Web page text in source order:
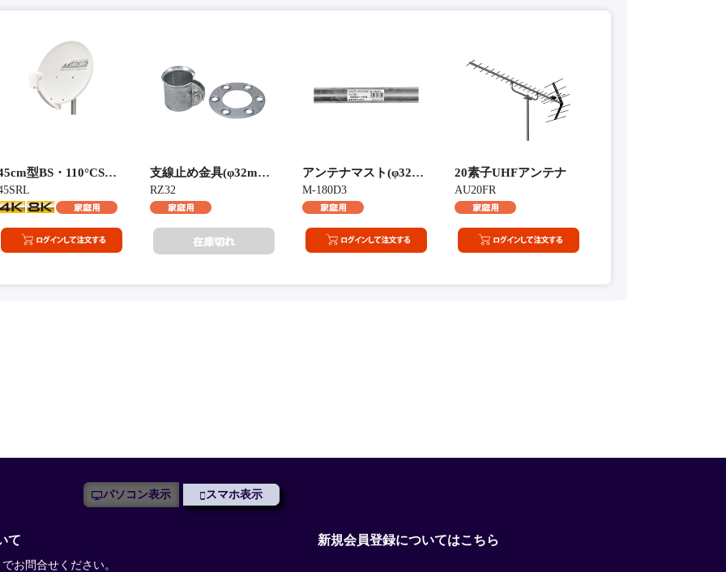
型BS・110°CSアンテナ支線止め金具(φ32mm マスト用)
RZ32
アンテナマスト(φ32mm 1.8m)
M-180D3
20素子UHFアンテナ
AU20FR
パソコン表示 スマホ表示
て
お問合せください。
新規会員登録についてはこちら